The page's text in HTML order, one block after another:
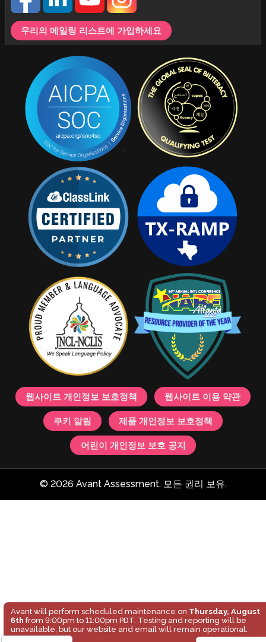
우리의 메일링 리스트에 가입하세요
웹사이트 개인정보 보호정책 웹사이트 이용 약관
쿠키 알림 제품 개인정보 보호정책
어린이 개인정보 보호 공지
© 2026 Avant Assessment. 모든 권리 보유.
Avant will perform scheduled maintenance on Thursday, August
6th from 9:00pm to 11:00pm PDT. Testing and reporting will be
unavailable, but our website and email will remain operational.